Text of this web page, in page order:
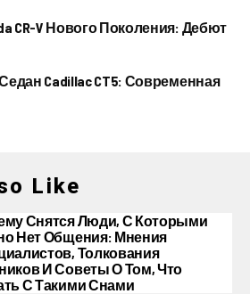
CR-V Нового Поколения: Дебют
Cadillac CT5: Современная
Like
Снятся Люди, С Которыми
Нет Общения: Мнения
Толкования
И Советы О Том, Что
С Такими Снами